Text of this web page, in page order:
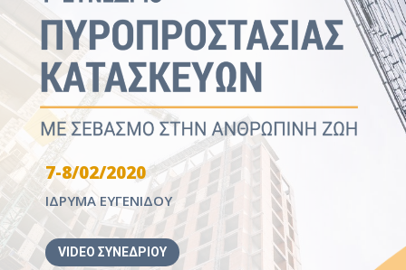
7-8/02/2020
ΙΔΡΥΜΑ ΕΥΓΕΝΙΔΟΥ
VIDEO ΣΥΝΕΔΡΙΟΥ